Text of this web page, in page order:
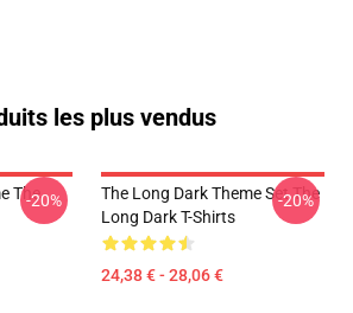
les plus vendus
The-20%
The Long Dark Theme Set The
Long Dark T-Shirts
24,38 € - 28,06 €
-20%